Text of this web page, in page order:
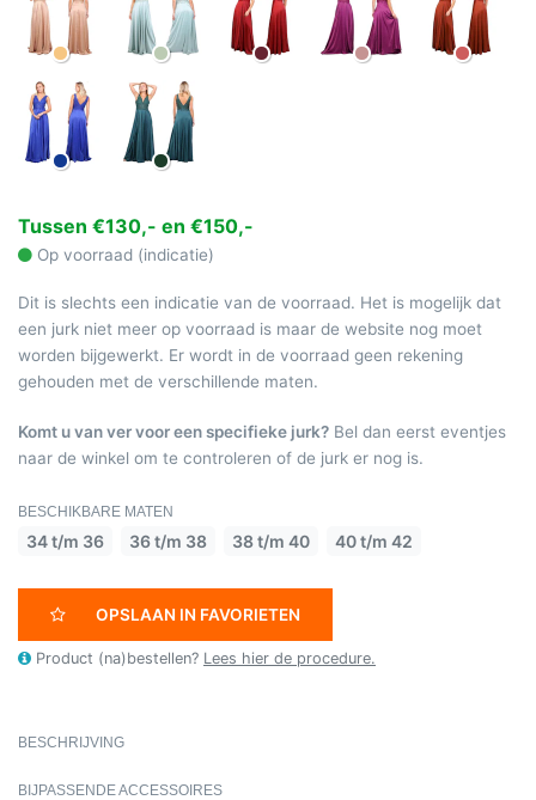
Tussen €130,- en €150,-
Op voorraad (indicatie)
Dit is slechts een indicatie van de voorraad. Het is mogelijk dat
een jurk niet meer op voorraad is maar de website nog moet
worden bijgewerkt. Er wordt in de voorraad geen rekening
gehouden met de verschillende maten.
Komt u van ver voor een specifieke jurk? Bel dan eerst eventjes
naar de winkel om te controleren of de jurk er nog is.
BESCHIKBARE MATEN
34 t/m 36 36 t/m 38 38 t/m 40 40 t/m 42
OPSLAAN IN FAVORIETEN
Product (na)bestellen? Lees hier de procedure.
BESCHRIJVING
BIJPASSENDE ACCESSOIRES